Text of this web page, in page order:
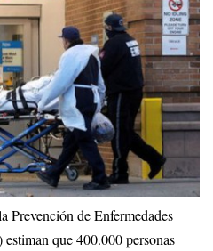
Prevención de Enfermedades
que 400.000 personas